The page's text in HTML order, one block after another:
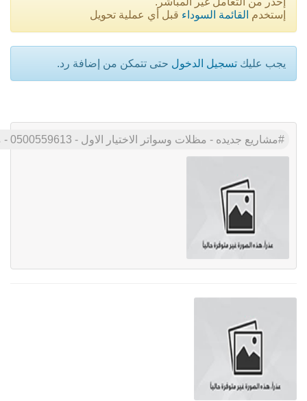
إستخدم القائمة السوداء قبل أي عملية تحويل
يجب عليك تسجيل الدخول حتى تتمكن من إضافة رد.
مشاريع جديده - مظلات وسواتر الاختيار الاول - 0500559613 - مظلات الكابولي - مواقف سيارات معتمده لجهاة الحكومية - مظلات بالرياض - اسعار مناسبه وحصر